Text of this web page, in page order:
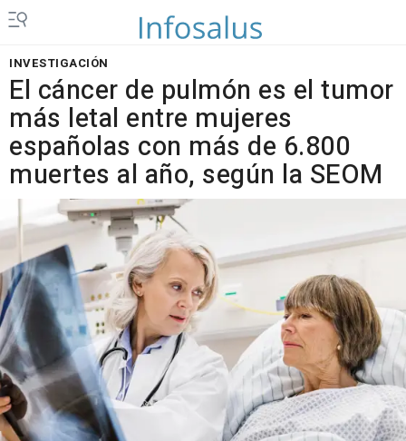
INVESTIGACIÓN
El cáncer de pulmón es el tumor
más letal entre mujeres
españolas con más de 6.800
muertes al año, según la SEOM